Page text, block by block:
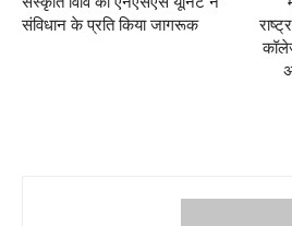
संविधान के प्रति किया जागरूक